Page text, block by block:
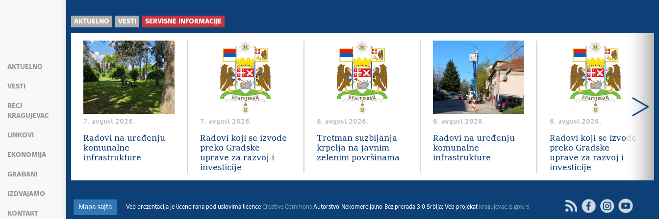
AKTUELNO
VESTI
RECI
KRAGUJEVAC
LINKOVI
EKONOMIJA
GRAĐANI
IZDVAJAMO
KONTAKT
AKTUELNO VESTI SERVISNE INFORMACIJE
7. avgust 2026.
Radovi na uređenju
komunalne
infrastrukture
7. avgust 2026.
Radovi koji se izvode
preko Gradske
uprave za razvoj i
investicije
6. avgust 2026.
Tretman suzbijanja
krpelja na javnim
zelenim površinama
6. avgust 2026.
Radovi na uređenju
komunalne
infrastrukture
6. avgust 2026.
Radovi koji se izvode
preko Gradske
uprave za razvoj i
investicije
Mapa sajta Veb prezentacija je licencirana pod uslovima licence Creative Commons Autorstvo-Nekomercijalno-Bez prerada 3.0 Srbija; Veb projekat kragujevac.ls.gov.rs
FacebookInstagramYoutube